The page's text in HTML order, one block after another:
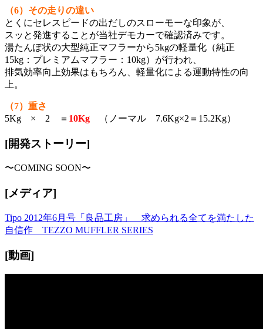
（6）その走りの違い
とくにセレスピードの出だしのスローモーな印象が、
スッと発進することが当社デモカーで確認済みです。
湯たんぽ状の大型純正マフラーから5kgの軽量化（純正
15kg：プレミアムマフラー：10kg）が行われ、
排気効率向上効果はもちろん、軽量化による運動特性の向
上。
（7）重さ
5Kg × 2 ＝ 10Kg （ノーマル 7.6Kg×2＝15.2Kg）
[開発ストーリー]
〜COMING SOON〜
[メディア]
Tipo 2012年6月号「良品工房」 求められる全てを満たした
自信作 TEZZO MUFFLER SERIES
[動画]